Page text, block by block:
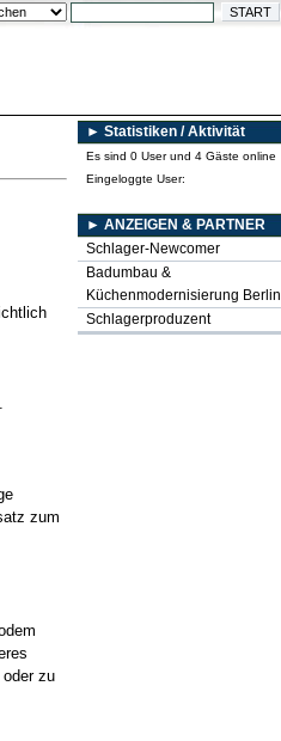
zum
zu
► Statistiken / Aktivität
Es sind 0 User und 4 Gäste online
Eingeloggte User:
► ANZEIGEN & PARTNER
Schlager-Newcomer
Badumbau &
Küchenmodernisierung Berlin
Schlagerproduzent